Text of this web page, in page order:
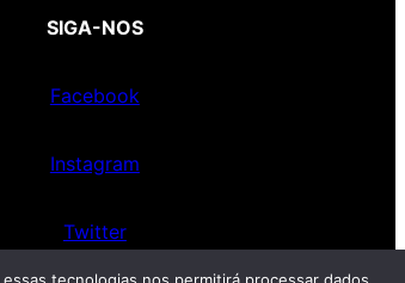
SIGA-NOS
Facebook
Instagram
Twitter